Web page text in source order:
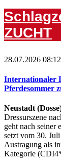
ZUCHT
28.07.2026 08:12
Internationaler
Pferdesommer
Neustadt
Dressurszene
geht nach seiner
setzt vom 30.
Austragung als
Kategorie